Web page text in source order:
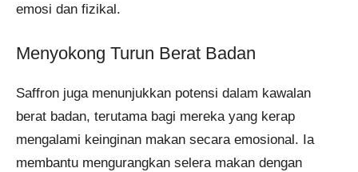
emosi dan fizikal.
Menyokong Turun Berat Badan
Saffron juga menunjukkan potensi dalam kawalan
berat badan, terutama bagi mereka yang kerap
mengalami keinginan makan secara emosional. Ia
membantu mengurangkan selera makan dengan